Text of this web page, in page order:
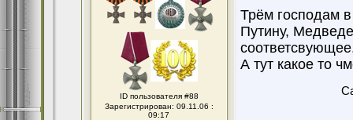
ID пользователя #88
Зарегистрирован: 09.11.06 :
09:17
Трём господам
Путину,
А тут какое то